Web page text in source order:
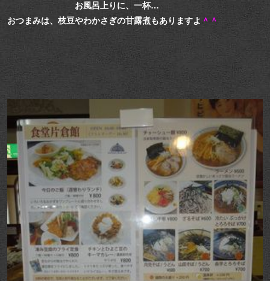
お風呂上りに、一杯…
おつまみは、枝豆やわかさぎの甘露煮もありますよ ＾＾